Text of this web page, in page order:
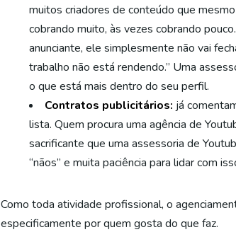
muitos criadores de conteúdo que
cobrando muito, às vezes cobrando
anunciante, ele simplesmente não vai
trabalho não está rendendo.” Uma
o que está mais dentro do seu perfil.
Contratos publicitários: já
lista. Quem procura uma agência de
sacrificante que uma assessoria de
“nãos” e muita paciência para lidar com
Como toda atividade profissional, o
especificamente por quem gosta do que faz.